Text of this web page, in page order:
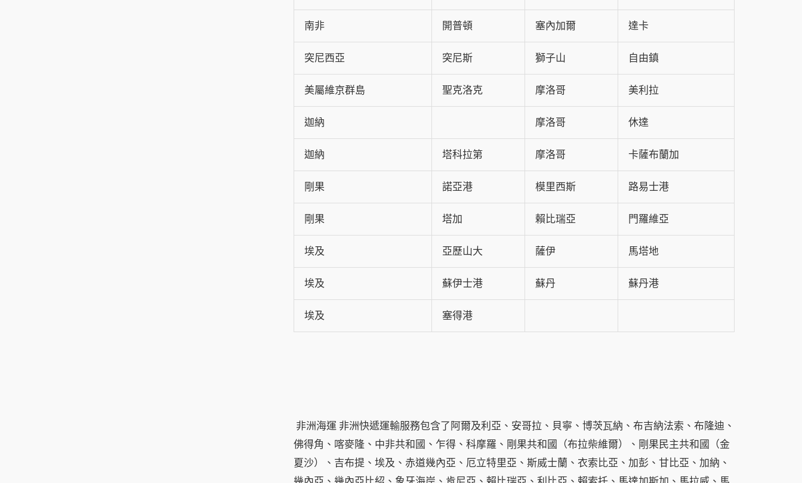
南非 開普頓 塞內加爾 達卡
突尼西亞 突尼斯 獅子山 自由鎮
美屬維京群島 聖克洛克 摩洛哥 美利拉
迦納 摩洛哥 休達
迦納 塔科拉第 摩洛哥 卡薩布蘭加
剛果 諾亞港 模里西斯 路易士港
剛果 塔加 賴比瑞亞 門羅維亞
埃及 亞歷山大 薩伊 馬塔地
埃及 蘇伊士港 蘇丹 蘇丹港
埃及 塞得港
非洲海運 非洲快遞運輸服務包含了阿爾及利亞、安哥拉、貝寧、博茨瓦納、布吉納法索、布隆迪、
佛得角、喀麥隆、中非共和國、乍得、科摩羅、剛果共和國（布拉柴維爾）、剛果民主共和國（金
夏沙）、吉布提、埃及、赤道幾內亞、厄立特里亞、斯威士蘭、衣索比亞、加彭、甘比亞、加納、